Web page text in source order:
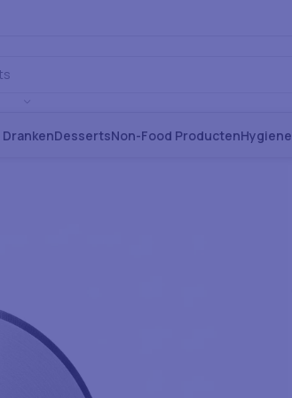
DessertsNon-Food ProductenHygiene